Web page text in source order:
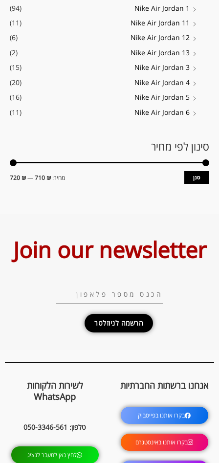
Nike Air Jordan 1
(94)
Nike Air Jordan 11
(11)
Nike Air Jordan 12
(6)
Nike Air Jordan 13
(2)
Nike Air Jordan 3
(15)
Nike Air Jordan 4
(20)
Nike Air Jordan 5
(16)
Nike Air Jordan 6
(11)
סינון לפי מחיר
סנן מחיר: ₪ 710
—
₪ 720
Join our newsletter
הרשמה לניוזלטר
אנחנו ברשתות החברתיות
בקרו אותנו בפייסבוק
בקרו אותנו באינסטגרם
לשירות הלקוחות
WhatsApp
טלפון: 050-3346-561
לחץ כאן למעבר לנציג